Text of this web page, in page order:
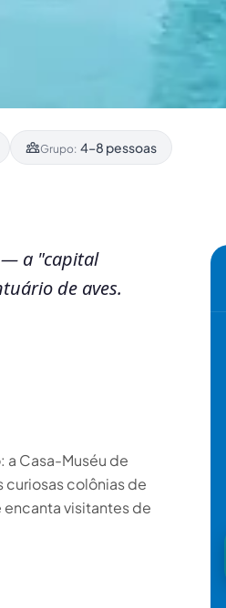
Grupo: 4–8 pessoas
— a "capital
de aves.
a Casa-Muséu de
curiosas colônias de
encanta visitantes de